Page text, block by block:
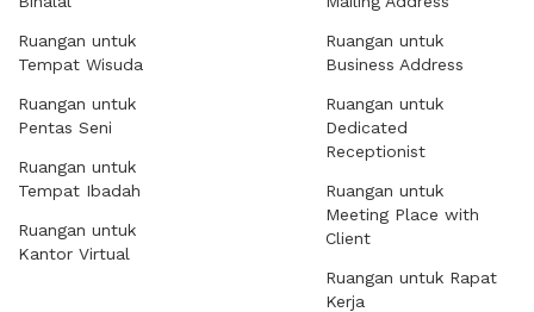
Ruangan untuk
Tempat Wisuda
Ruangan untuk
Pentas Seni
Ruangan untuk
Tempat Ibadah
Ruangan untuk
Kantor Virtual
Ruangan untuk
Business Address
Ruangan untuk
Dedicated
Receptionist
Ruangan untuk
Meeting Place with
Client
Ruangan untuk Rapat
Kerja